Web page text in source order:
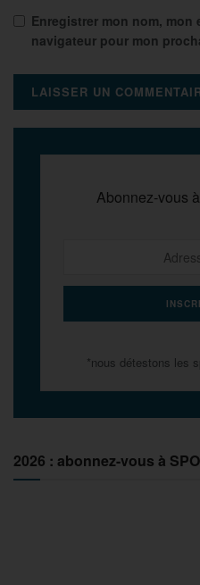
Enregistrer mon nom, mon
navigateur pour mon
Abonnez-vous
*nous détestons les
2026 : abonnez-vous à